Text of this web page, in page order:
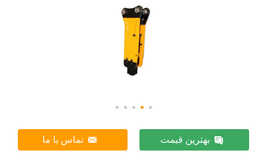
بهترین قیمت تماس با ما